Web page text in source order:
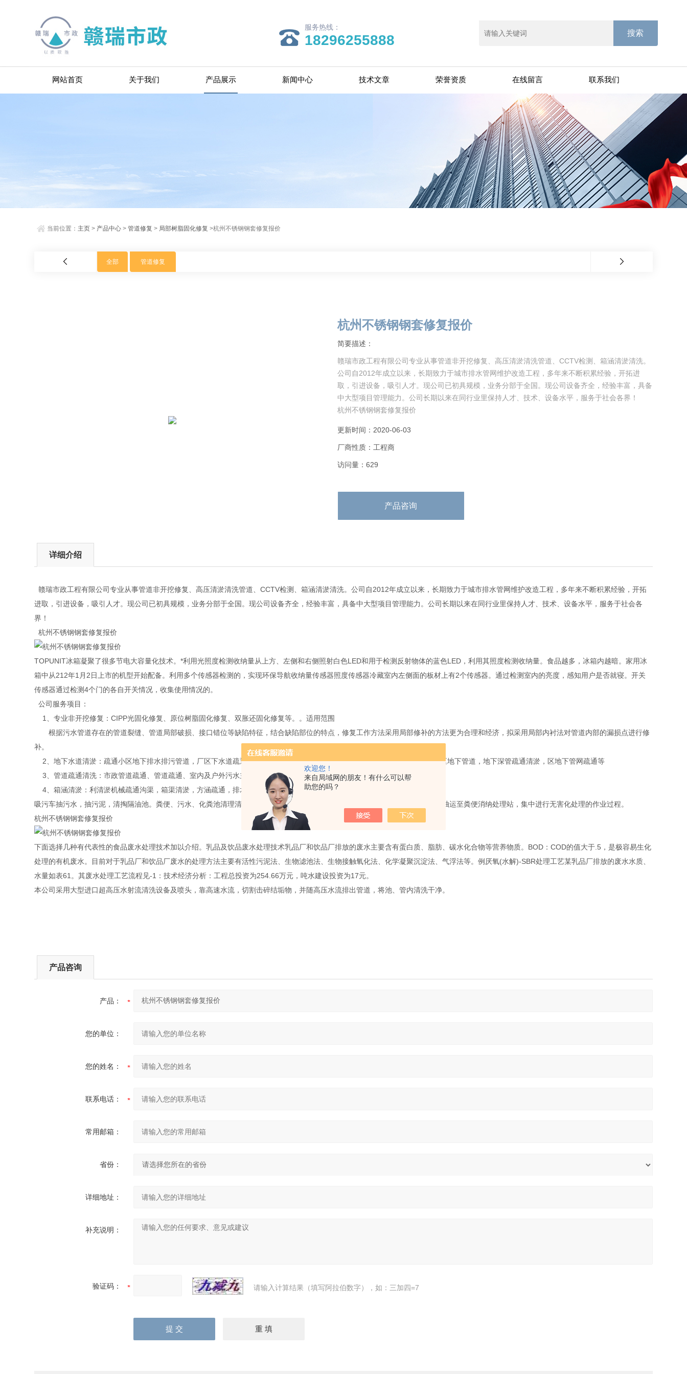
欢迎您！
来自局域网的朋友！有什么可以帮
助您的吗？
服务热线：
18296255888
网站首页 关于我们 产品展示 新闻中心 技术文章 荣誉资质 在线留言 联系我们
当前位置： 主页 > 产品中心 >管道修复 > 局部树脂固化修复 >杭州不锈钢钢套修复报价
全部 管道修复
杭州不锈钢钢套修复报价
简要描述：
赣瑞市政工程有限公司专业从事管道非开挖修复、高压清淤清洗管道、CCTV检测、箱涵清淤清洗。
公司自2012年成立以来，长期致力于城市排水管网维护改造工程，多年来不断积累经验，开拓进
取，引进设备，吸引人才。现公司已初具规模，业务分部于全国。现公司设备齐全，经验丰富，具备
中大型项目管理能力。公司长期以来在同行业里保持人才、技术、设备水平，服务于社会各界！
杭州不锈钢钢套修复报价
更新时间：2020-06-03
厂商性质：工程商
访问量：629
产品咨询
详细介绍
赣瑞市政工程有限公司专业从事管道非开挖修复、高压清淤清洗管道、CCTV检测、箱涵清淤清洗。公司自2012年成立以来，长期致力于城市排水管网维护改造工程，多年来不断积累经验，开拓
进取，引进设备，吸引人才。现公司已初具规模，业务分部于全国。现公司设备齐全，经验丰富，具备中大型项目管理能力。公司长期以来在同行业里保持人才、技术、设备水平，服务于社会各
界！
杭州不锈钢钢套修复报价
TOPUNIT冰箱凝聚了很多节电大容量化技术。*利用光照度检测收纳量从上方、左侧和右侧照射白色LED和用于检测反射物体的蓝色LED，利用其照度检测收纳量。食品越多，冰箱内越暗。家用冰
箱中从212年1月2日上市的机型开始配备。利用多个传感器检测的，实现环保导航收纳量传感器照度传感器冷藏室内左侧面的板材上有2个传感器。通过检测室内的亮度，感知用户是否就寝。开关
传感器通过检测4个门的各自开关情况，收集使用情况的。
公司服务项目：
1、专业非开挖修复：CIPP光固化修复、原位树脂固化修复、双胀还固化修复等。。适用范围
根据污水管道存在的管道裂缝、管道局部破损、接口错位等缺陷特征，结合缺陷部位的特点，修复工作方法采用局部修补的方法更为合理和经济，拟采用局部内衬法对管道内部的漏损点进行修
补。
2、地下水道清淤：疏通小区地下排水排污管道，厂区下水道疏通，村镇下水道清疏，街道下水管道清淤长年承包服务，清理社区地下管道，地下深管疏通清淤，区地下管网疏通等
3、管道疏通清洗：市政管道疏通、管道疏通、室内及户外污水主管道疏通、各种疑难管道疏通。
4、箱涵清淤：利清淤机械疏通沟渠，箱渠清淤，方涵疏通，排水渠清洗，涵箱清淤，疏通渠道服务。
吸污车抽污水，抽污泥，清掏隔油池。粪便、污水、化粪池清理清运主要指化粪池、污水池、沉淀池、厕所，通过粪便清运车辆，抽运至粪便消纳处理站，集中进行无害化处理的作业过程。
杭州不锈钢钢套修复报价
下面选择几种有代表性的食品废水处理技术加以介绍。乳品及饮品废水处理技术乳品厂和饮品厂排放的废水主要含有蛋白质、脂肪、碳水化合物等营养物质。BOD：COD的值大于.5，是极容易生化
处理的有机废水。目前对于乳品厂和饮品厂废水的处理方法主要有活性污泥法、生物滤池法、生物接触氧化法、化学凝聚沉淀法、气浮法等。例厌氧(水解)-SBR处理工艺某乳品厂排放的废水水质、
水量如表61。其废水处理工艺流程见-1：技术经济分析：工程总投资为254.66万元，吨水建设投资为17元。
本公司采用大型进口超高压水射流清洗设备及喷头，靠高速水流，切割击碎结垢物，并随高压水流排出管道，将池、管内清洗干净。
产品咨询
产品：
您的单位：
您的姓名：
联系电话：
常用邮箱：
省份：
详细地址：
补充说明：
验证码： 请输入计算结果（填写阿拉伯数字），如：三加四=7